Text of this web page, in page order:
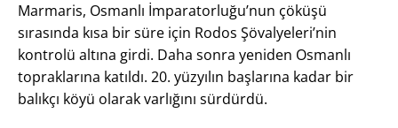
Marmaris, Osmanlı İmparatorluğu’nun çöküşü
sırasında kısa bir süre için Rodos Şövalyeleri’nin
kontrolü altına girdi. Daha sonra yeniden Osmanlı
topraklarına katıldı. 20. yüzyılın başlarına kadar bir
balıkçı köyü olarak varlığını sürdürdü.